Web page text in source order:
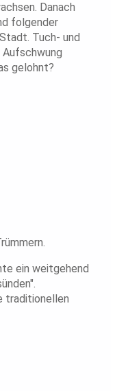
Danach
folgender
Tuch- und
gelohnt?
ein weitgehend
traditionellen